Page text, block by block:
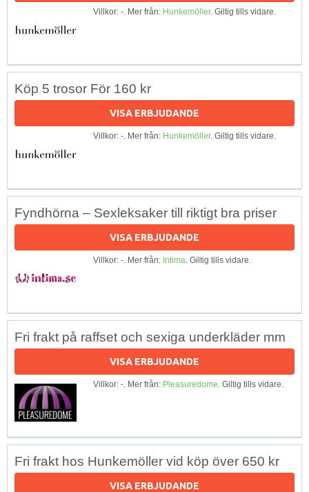
Villkor: -. Mer från: Hunkemöller. Giltig tills vidare.
Köp 5 trosor För 160 kr
VISA ERBJUDANDE
Villkor: -. Mer från: Hunkemöller. Giltig tills vidare.
Fyndhörna – Sexleksaker till riktigt bra priser
VISA ERBJUDANDE
Villkor: -. Mer från: Intima. Giltig tills vidare.
Fri frakt på raffset och sexiga underkläder mm
VISA ERBJUDANDE
Villkor: -. Mer från: Pleasuredome. Giltig tills vidare.
Fri frakt hos Hunkemöller vid köp över 650 kr
VISA ERBJUDANDE